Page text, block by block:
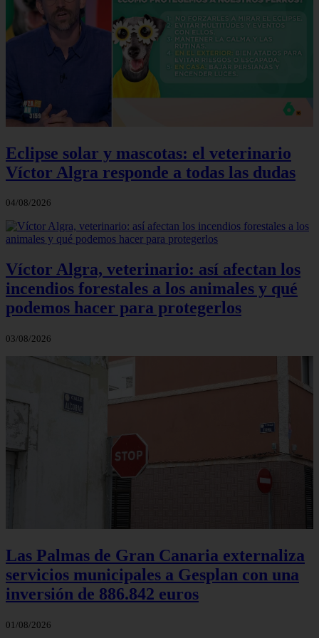
Eclipse solar y mascotas: el veterinario
Víctor Algra responde a todas las dudas
04/08/2026
Víctor Algra, veterinario: así afectan los
incendios forestales a los animales y qué
podemos hacer para protegerlos
03/08/2026
Las Palmas de Gran Canaria externaliza
servicios municipales a Gesplan con una
inversión de 886.842 euros
01/08/2026